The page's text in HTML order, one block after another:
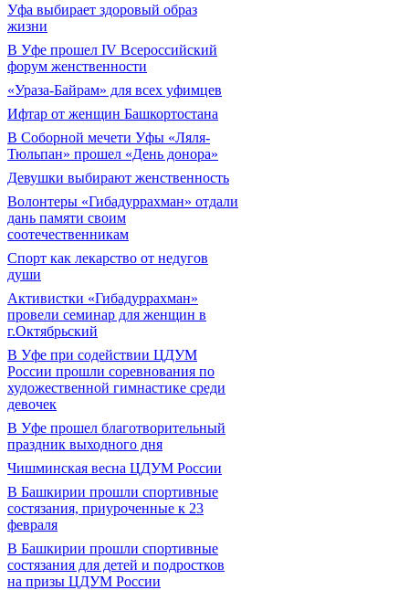
Уфа выбирает здоровый образ
жизни
В Уфе прошел IV Всероссийский
форум женственности
«Ураза-Байрам» для всех уфимцев
Ифтар от женщин Башкортостана
В Соборной мечети Уфы «Ляля-
Тюльпан» прошел «День донора»
Девушки выбирают женственность
Волонтеры «Гибадуррахман» отдали
дань памяти своим
соотечественникам
Спорт как лекарство от недугов
души
Активистки «Гибадуррахман»
провели семинар для женщин в
г.Октябрьский
В Уфе при содействии ЦДУМ
России прошли соревнования по
художественной гимнастике среди
девочек
В Уфе прошел благотворительный
праздник выходного дня
Чишминская весна ЦДУМ России
В Башкирии прошли спортивные
состязания, приуроченные к 23
февраля
В Башкирии прошли спортивные
состязания для детей и подростков
на призы ЦДУМ России